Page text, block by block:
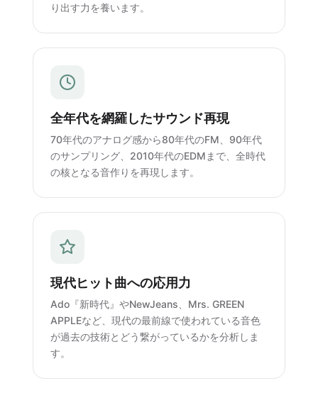
り出す力を養います。
全年代を網羅したサウンド再現
70年代のアナログ感から80年代のFM、90年代
のサンプリング、2010年代のEDMまで、全時代
の核となる音作りを再現します。
現代ヒット曲への応用力
Ado『新時代』やNewJeans、Mrs. GREEN
APPLEなど、現代の最前線で使われている音色
が過去の技術とどう繋がっているかを分析しま
す。